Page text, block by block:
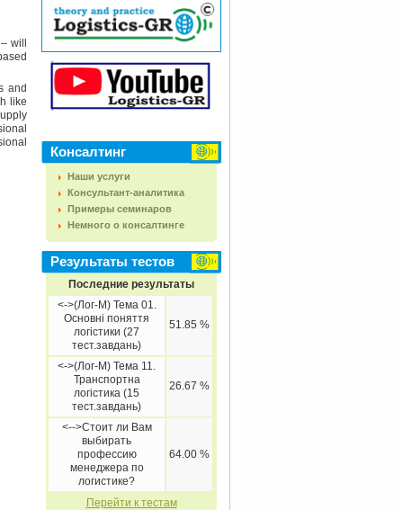
will
and
like
Консалтинг
Наши услуги
Консультант-аналитика
Примеры семинаров
Немного о консалтинге
Результаты тестов
Последние результаты
<->(Лог-М) Тема 01.
Основні поняття
логістики (27
тест.завдань)
51.85 %
<->(Лог-М) Тема 11.
Транспортна
логістика (15
тест.завдань)
26.67 %
<-->Стоит ли Вам
выбирать
профессию
менеджера по
логистике?
64.00 %
Перейти к тестам